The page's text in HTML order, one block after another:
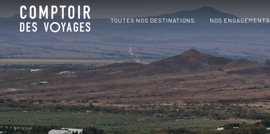
TOUTES NOS DESTINATIONS NOS ENGAGEMENTS